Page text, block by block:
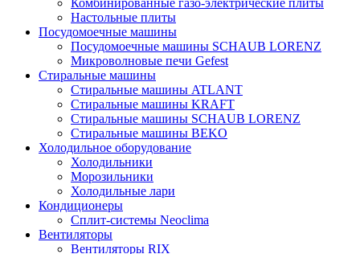
Комбинированные газо-электрические плиты
Настольные плиты
Посудомоечные машины
Посудомоечные машины SCHAUB LORENZ
Микроволновые печи Gefest
Стиральные машины
Стиральные машины ATLANT
Стиральные машины KRAFT
Стиральные машины SCHAUB LORENZ
Стиральные машины BEKO
Холодильное оборудование
Холодильники
Морозильники
Холодильные лари
Кондиционеры
Сплит-системы Neoclima
Вентиляторы
Вентиляторы RIX